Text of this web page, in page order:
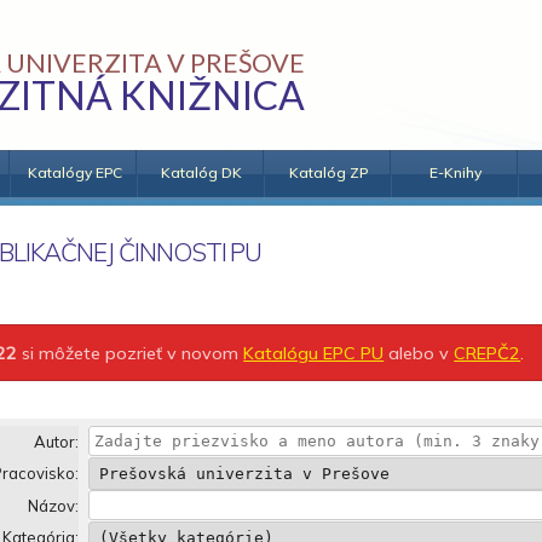
UNIVERZITA V PREŠOVE
KNIŽNICA
Katalógy EPC Katalóg DK Katalóg ZP E-Knihy
ČINNOSTI PU
si môžete pozrieť v novomKatalógu EPC PU alebo vCREPČ2
Autor:
Názov:
Kategória: